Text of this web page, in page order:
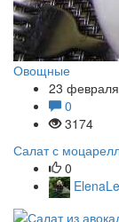
Овощные
23
0
3174
Салат с
0